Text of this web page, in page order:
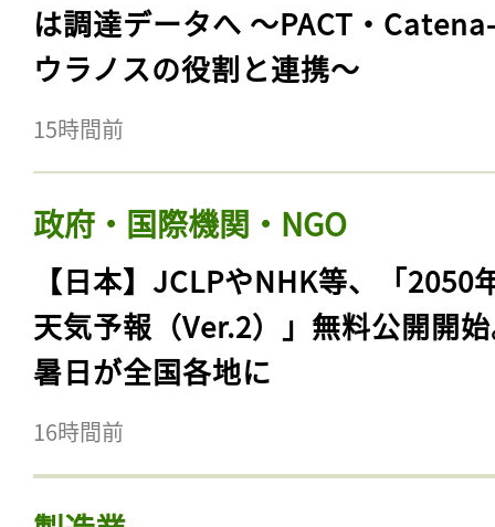
は調達データへ 〜PACT・
ウラノスの役割と連携〜
15時間前
政府・国際機関・NGO
【日本】JCLPやNHK等、「2050
天気予報（Ver.2）」無料公開開
暑日が全国各地に
16時間前